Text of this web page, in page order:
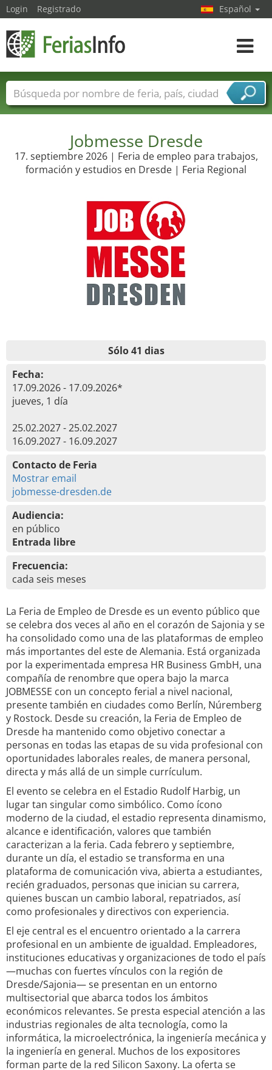
Jobmesse Dresde
17. septiembre 2026 | Feria de empleo para trabajos,
formación y estudios en Dresde | Feria Regional
Sólo 41 dias
Fecha:
17.09.2026 - 17.09.2026*
jueves, 1 día
25.02.2027 - 25.02.2027
16.09.2027 - 16.09.2027
Contacto de Feria
Mostrar email
jobmesse-dresden.de
Audiencia:
en público
Entrada libre
Frecuencia:
cada seis meses
La Feria de Empleo de Dresde es un evento público que
se celebra dos veces al año en el corazón de Sajonia y se
ha consolidado como una de las plataformas de empleo
más importantes del este de Alemania. Está organizada
por la experimentada empresa HR Business GmbH, una
compañía de renombre que opera bajo la marca
JOBMESSE con un concepto ferial a nivel nacional,
presente también en ciudades como Berlín, Núremberg
y Rostock. Desde su creación, la Feria de Empleo de
Dresde ha mantenido como objetivo conectar a
personas en todas las etapas de su vida profesional con
oportunidades laborales reales, de manera personal,
directa y más allá de un simple currículum.
El evento se celebra en el Estadio Rudolf Harbig, un
lugar tan singular como simbólico. Como ícono
moderno de la ciudad, el estadio representa dinamismo,
alcance e identificación, valores que también
caracterizan a la feria. Cada febrero y septiembre,
durante un día, el estadio se transforma en una
plataforma de comunicación viva, abierta a estudiantes,
recién graduados, personas que inician su carrera,
quienes buscan un cambio laboral, repatriados, así
como profesionales y directivos con experiencia.
El eje central es el encuentro orientado a la carrera
profesional en un ambiente de igualdad. Empleadores,
instituciones educativas y organizaciones de todo el país
—muchas con fuertes vínculos con la región de
Dresde/Sajonia— se presentan en un entorno
multisectorial que abarca todos los ámbitos
económicos relevantes. Se presta especial atención a las
industrias regionales de alta tecnología, como la
informática, la microelectrónica, la ingeniería mecánica y
la ingeniería en general. Muchos de los expositores
forman parte de la red Silicon Saxony. La oferta se
Login Registrado Español
toggle
Nombres de ferias Países
Ciudades
Sectores de proveedor de servicios